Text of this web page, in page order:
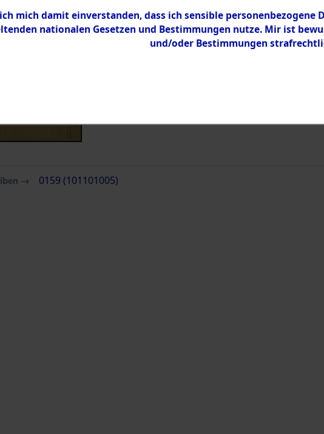
Zur Übersicht
→ 0159 (101101005)
mich damit einverstanden, dass ich sensible personenbezogene
nationalen Gesetzen und Bestimmungen nutze. Mir ist
und/oder Bestimmungen